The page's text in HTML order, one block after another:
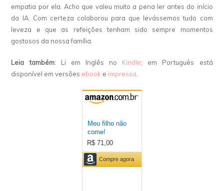
empatia por ela. Acho que valeu muito a pena ler antes do início
da IA. Com certeza colaborou para que levássemos tudo com
leveza e que as refeições tenham sido sempre momentos
gostosos da nossa família.
Leia também: Li em Inglês no Kindle; em Português está
disponível em versões ebook e impressa